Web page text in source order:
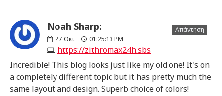
Noah Sharp:
27 Οκτ 01:25:13 PM
https://zithromax24h.sbs
Απάντηση
Incredible! This blog looks just like my old one! It's on
a completely different topic but it has pretty much the
same layout and design. Superb choice of colors!